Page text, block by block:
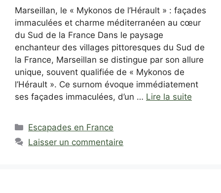
Marseillan, le « Mykonos de l’Hérault » : façades
immaculées et charme méditerranéen au cœur
du Sud de la France Dans le paysage
enchanteur des villages pittoresques du Sud de
la France, Marseillan se distingue par son allure
unique, souvent qualifiée de « Mykonos de
l’Hérault ». Ce surnom évoque immédiatement
ses façades immaculées, d’un … Lire la suite
Catégories
Escapades en France
Laisser un commentaire